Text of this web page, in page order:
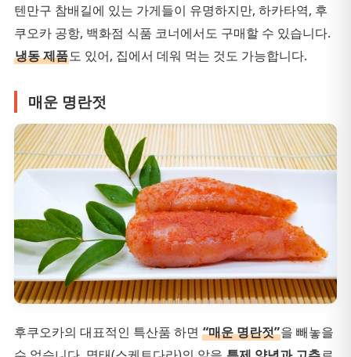
텐만구 참배길에 있는 가게들이 유명하지만, 하카타역, 후
쿠오카 공항, 백화점 식품 코너에서도 구매할 수 있습니다.
냉동 제품도 있어, 집에서 데워 먹는 것도 가능합니다.
매운 명란젓
후쿠오카의 대표적인 특산품 하면 “매운 명란젓”을 빼놓을